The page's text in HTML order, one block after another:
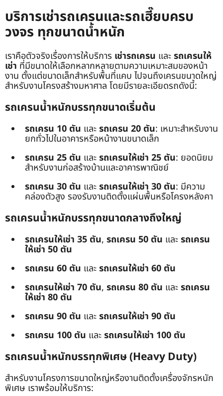
บริการเช่ารถเครนและรถเฮี๊ยบครบ
วงจร ทุกขนาดน้ำหนัก
เราคือตัวจริงเรื่องการให้บริการ เช่ารถเครน และรถเครนให้
เช่า ที่มีขนาดให้เลือกหลากหลายตามความเหมาะสมของหน้า
งาน ตั้งแต่ขนาดเล็กสำหรับพื้นที่แคบ ไปจนถึงเครนขนาดใหญ่
สำหรับงานโครงสร้างมหาศาล โดยมีรายละเอียดรถดังนี้:
รถเครนน้ำหนักบรรทุกขนาดเริ่มต้น
รถเครน 10 ตัน และรถเครน 20 ตัน: เหมาะสำหรับงาน
ยกทั่วไปในอาคารหรือหน้างานขนาดเล็ก
รถเครน 25 ตัน และรถเครนให้เช่า 25 ตัน: ยอดนิยม
สำหรับงานก่อสร้างบ้านและอาคารพาณิชย์
รถเครน 30 ตัน และรถเครนให้เช่า 30 ตัน: มีความ
คล่องตัวสูง รองรับงานติดตั้งแผ่นพื้นหรือโครงหลังคา
รถเครนน้ำหนักบรรทุกขนาดกลางถึงใหญ่
รถเครนให้เช่า 35 ตัน, รถเครน 50 ตัน และรถเครน
ให้เช่า 50 ตัน
รถเครน 60 ตัน และรถเครนให้เช่า 60 ตัน
รถเครนให้เช่า 70 ตัน, รถเครน 80 ตัน และรถเครน
ให้เช่า 80 ตัน
รถเครน 90 ตัน และรถเครนให้เช่า 90 ตัน
รถเครน 100 ตัน และรถเครนให้เช่า 100 ตัน
รถเครนน้ำหนักบรรทุกพิเศษ (Heavy Duty)
สำหรับงานโครงการขนาดใหญ่หรืองานติดตั้งเครื่องจักรหนัก
พิเศษ เราพร้อมให้บริการ: